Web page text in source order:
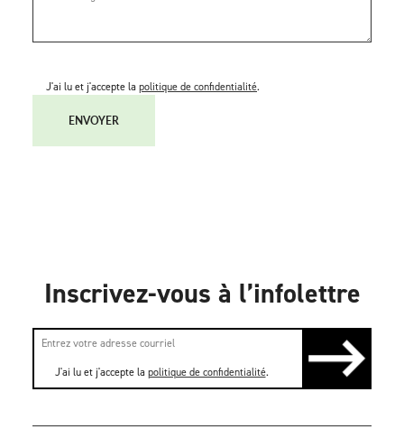
J'ai lu et j'accepte la politique de confidentialité.
ENVOYER
Inscrivez-vous à l’infolettre
J'ai lu et j'accepte la politique de confidentialité.